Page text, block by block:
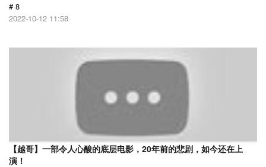
# 8
2022-10-12 11:58
【越哥】一部令人心酸的底层电影，20年前的悲剧，如今还在上
演！